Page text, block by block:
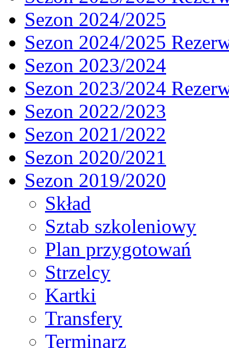
Sezon 2024/2025
Sezon 2024/2025
Sezon 2023/2024
Sezon 2023/2024
Sezon 2022/2023
Sezon 2021/2022
Sezon 2020/2021
Sezon 2019/2020
Skład
Sztab szkoleniowy
Plan przygotowań
Strzelcy
Kartki
Transfery
Terminarz